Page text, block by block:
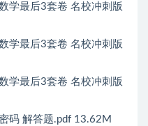
学最后3套卷 名校冲刺版
学最后3套卷 名校冲刺版
学最后3套卷 名校冲刺版
码 解答题.pdf 13.62M